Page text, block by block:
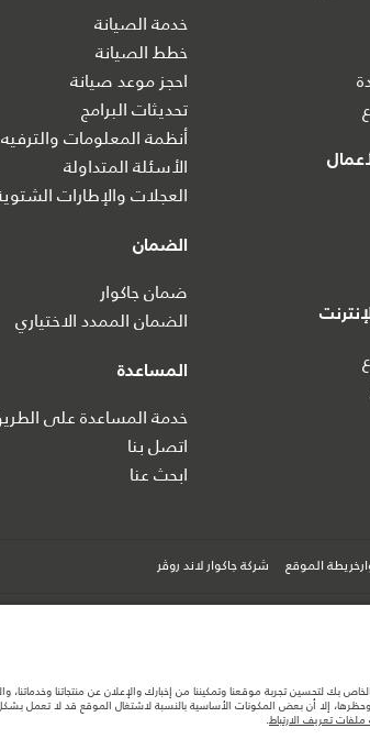
خدمة الصيانة
خطط الصيانة
احجز موعد صيانة
تحديثات البرامج
أنظمة المعلومات والترفيه
الأسئلة المتداولة
العجلات والإطارات
الضمان
ضمان جاكوار
الضمان الممدد الاختياري
المساعدة
خدمة المساعدة على
اتصل بنا
ابحث عنا
الموقع شركة جاكوار لاند روڤر
بدون إشعار مسبق. الرجاء التواصل مع وكيلنا المحلي للتأكد من توفّرها
الفعلي للمركبة عن ذلك المتحقق في تلك الاختبارات كما أن هذه الأرقام بغرض
بك لتحسين تجربة موقعنا وتمكيننا من إخبارك والإعلان عن منتجاتنا
إلا أن بعض المكونات الأساسية بالنسبة لاشتغال الموقع قد لا تعمل
تعريف الارتباط.